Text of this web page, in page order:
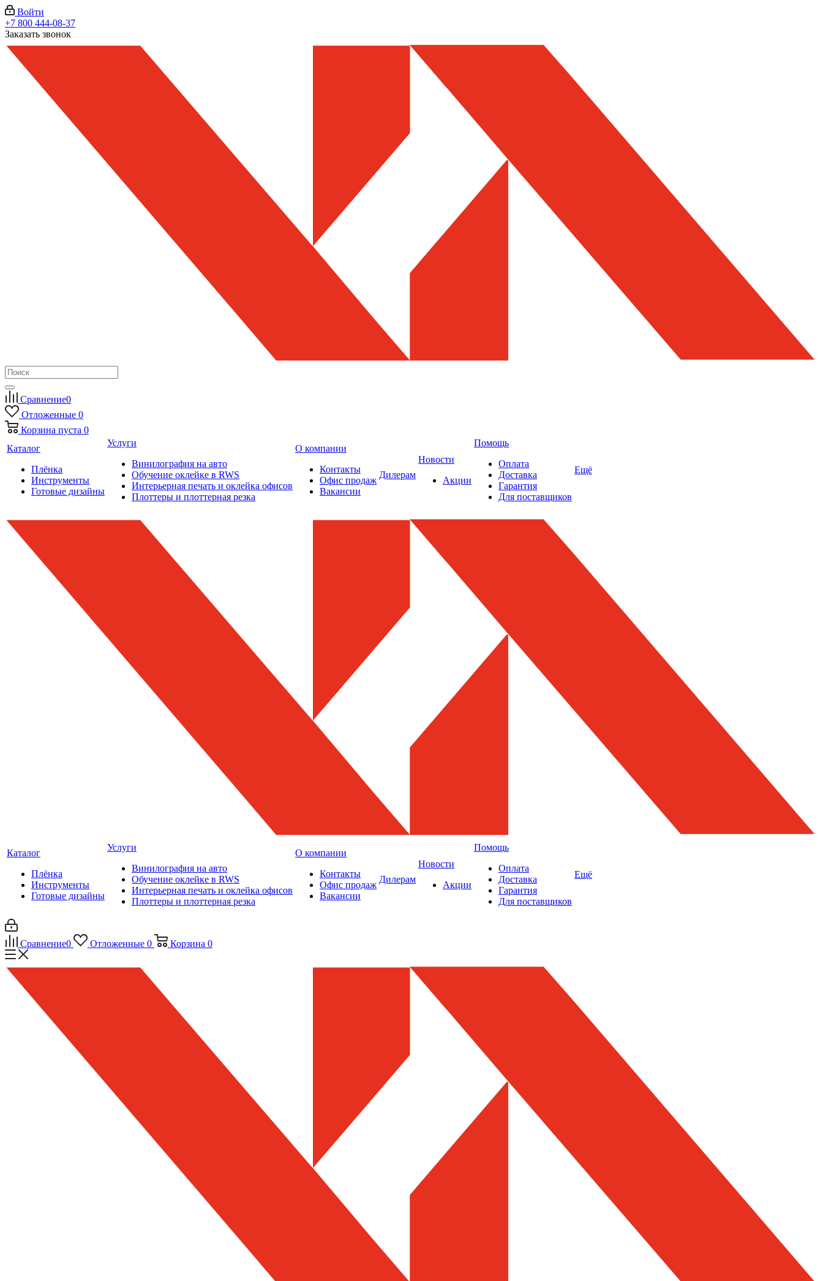
Войти
+7 800 444-08-37
Заказать звонок
Сравнение0
Отложенные 0
Корзина пуста 0
Каталог
Плёнка
Инструменты
Готовые дизайны
Услуги
Винилография на авто
Обучение оклейке в RWS
Интерьерная печать и оклейка офисов
Плоттеры и плоттерная резка
О компании
Контакты
Офис продаж
Вакансии
Дилерам
Новости
Акции
Помощь
Оплата
Доставка
Гарантия
Для поставщиков
Ещё
Каталог
Плёнка
Инструменты
Готовые дизайны
Услуги
Винилография на авто
Обучение оклейке в RWS
Интерьерная печать и оклейка офисов
Плоттеры и плоттерная резка
О компании
Контакты
Офис продаж
Вакансии
Дилерам
Новости
Акции
Помощь
Оплата
Доставка
Гарантия
Для поставщиков
Ещё
Сравнение0 Отложенные 0 Корзина 0